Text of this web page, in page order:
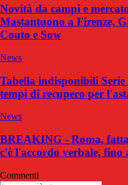
Novità da campi e
Mastantuono a Firenze,
Couto e Sow
News
Tabella indisponibili
tempi di recupero per
News
BREAKING - Roma,
c'è l'accordo verbale,
Commenti